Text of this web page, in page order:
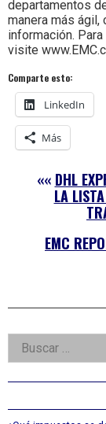
departamentos
manera más
información.
visite
Comparte esto:
LinkedIn
Más
«« DHL
LA
EMC
Right
Asides
Buscar: